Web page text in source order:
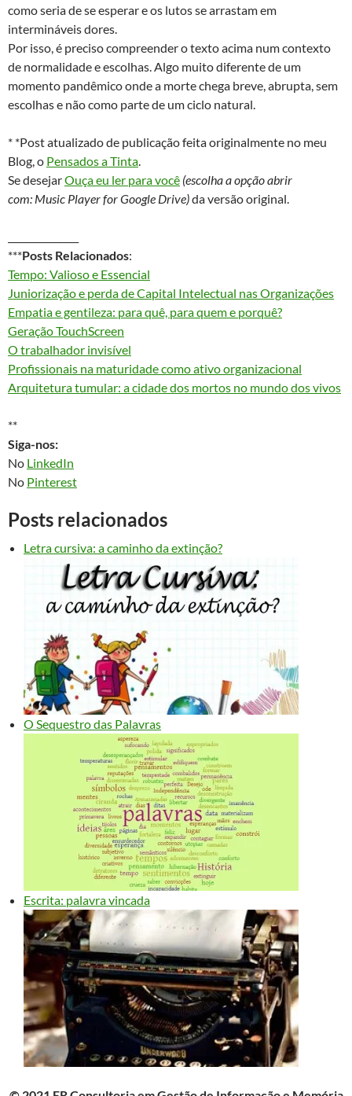
como seria de se esperar e os lutos se arrastam em
intermináveis dores.
Por isso, é preciso compreender o texto acima num contexto
de normalidade e escolhas. Algo muito diferente de um
momento pandêmico onde a morte chega breve, abrupta, sem
escolhas e não como parte de um ciclo natural.
* *Post atualizado de publicação feita originalmente no meu
Blog, o Pensados a Tinta
Se desejarOuça eu ler para você (escolha a opção abrir
com: Music Player for Google Drive)da versão original.
***Posts Relacionados:
Tempo: Valioso e Essencial
Juniorização e perda de Capital Intelectual nas Organizações
Empatia e gentileza: para quê, para quem e porquê?
Geração TouchScreen
O trabalhador invisível
Profissionais na maturidade como ativo organizacional
Arquitetura tumular: a cidade dos mortos no mundo dos vivos
**
Siga-nos:
No LinkedIn
No Pinterest
Posts relacionados
Letra cursiva: a caminho da extinção?
O Sequestro das Palavras
Escrita: palavra vincada